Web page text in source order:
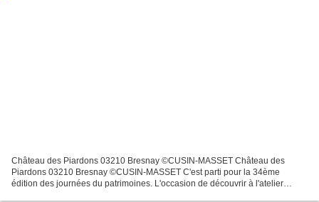
Château des Piardons 03210 Bresnay ©CUSIN-MASSET Château des
Piardons 03210 Bresnay ©CUSIN-MASSET C'est parti pour la 34ème
édition des journées du patrimoines. L'occasion de découvrir à l'atelier